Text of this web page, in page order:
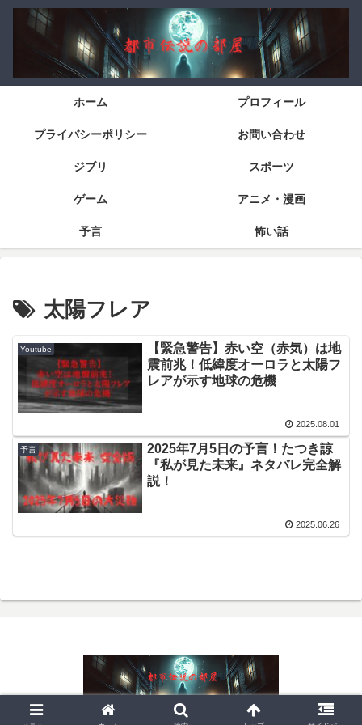
ホーム プロフィール
プライバシーポリシー お問い合わせ
ジブリ スポーツ
ゲーム アニメ・漫画
予言 怖い話
太陽フレア
Youtube
【緊急警告】赤い空（赤気）は地
震前兆！低緯度オーロラと太陽フ
レアが示す地球の危機
2025.08.01
予言
2025年7月5日の予言！たつき諒
『私が見た未来』ネタバレ完全解
説！
2025.06.26
© 2024 都市伝説の部屋.